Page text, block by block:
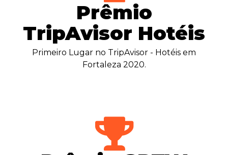
Prêmio
TripAvisor Hotéis
Primeiro Lugar no TripAvisor - Hotéis em
Fortaleza 2020.